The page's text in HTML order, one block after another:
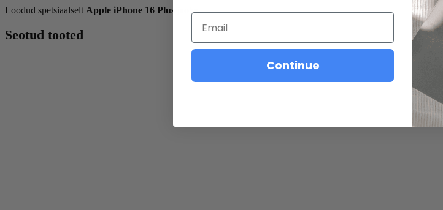
Loodud spetsiaalselt Apple iPhone 16 Plus jaoks.
Seotud tooted
Email
Continue